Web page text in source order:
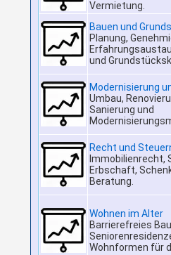
Vermietung.
Bauen und
Planung,
und
Modernisierung
Umbau,
Sanierung und
Recht und
Immobilienrecht,
Erbschaft,
Beratung.
Wohnen im Alter
Barrierefreies
Wohnformen für